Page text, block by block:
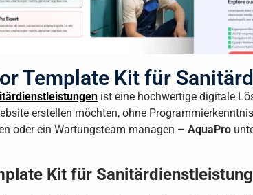
Template Kit für
ist eine hochwertige digitale
erstellen möchten, ohne
oder ein Wartungsteam managen – AquaPro
Kit für